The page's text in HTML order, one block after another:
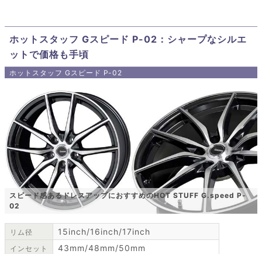
ホットスタッフ Gスピード P-02：シャープなシルエ
ットで価格も手頃
ホットスタッフ Gスピード P-02
スピード感あるドレスアップにおすすめのHOT STUFF G.speed P-
02
リム径 15inch/16inch/17inch
インセット 43mm/48mm/50mm